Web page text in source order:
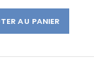
AU PANIER